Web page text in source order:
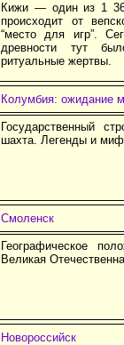
Кижи — один из 1
происходит от
“место для игр”.
древности тут
ритуальные жертвы.
Колумбия: ожидание
Государственный
шахта. Легенды и
Смоленск
Географическое
Великая
Новороссийск